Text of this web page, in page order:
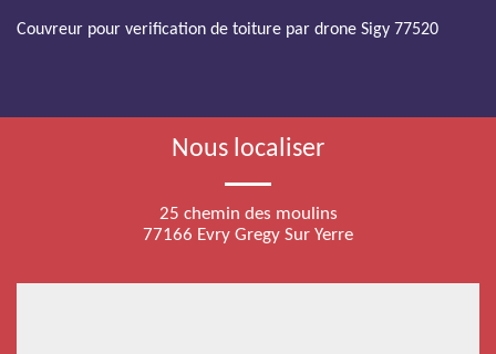
Couvreur pour verification de toiture par drone Sigy 77520
Nous localiser
25 chemin des moulins
77166 Evry Gregy Sur Yerre